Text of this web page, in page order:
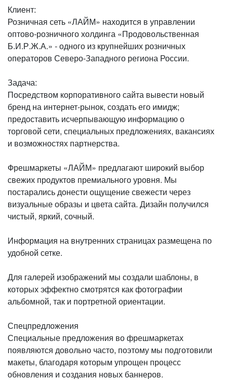
Клиент:
Розничная сеть «ЛАЙМ» находится в управлении
оптово-розничного холдинга «Продовольственная
Б.И.Р.Ж.А.» - одного из крупнейших розничных
операторов Северо-Западного региона России.
Задача:
Посредством корпоративного сайта вывести новый
бренд на интернет-рынок, создать его имидж;
предоставить исчерпывающую информацию о
торговой сети, специальных предложениях, вакансиях
и возможностях партнерства.
Фрешмаркеты «ЛАЙМ» предлагают широкий выбор
свежих продуктов премиального уровня. Мы
постарались донести ощущение свежести через
визуальные образы и цвета сайта. Дизайн получился
чистый, яркий, сочный.
Информация на внутренних страницах размещена по
удобной сетке.
Для галерей изображений мы создали шаблоны, в
которых эффектно смотрятся как фотографии
альбомной, так и портретной ориентации.
Спецпредложения
Специальные предложения во фрешмаркетах
появляются довольно часто, поэтому мы подготовили
макеты, благодаря которым упрощен процесс
обновления и создания новых баннеров.